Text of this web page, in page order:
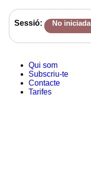
Sessió: No iniciada
Qui som
Subscriu-te
Contacte
Tarifes